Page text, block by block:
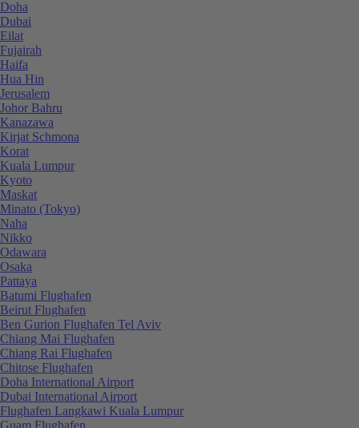
Doha
Dubai
Eilat
Fujairah
Haifa
Hua Hin
Jerusalem
Johor Bahru
Kanazawa
Kirjat Schmona
Korat
Kuala Lumpur
Kyoto
Maskat
Minato (Tokyo)
Naha
Nikko
Odawara
Osaka
Pattaya
Batumi Flughafen
Beirut Flughafen
Ben Gurion Flughafen Tel Aviv
Chiang Mai Flughafen
Chiang Rai Flughafen
Chitose Flughafen
Doha International Airport
Dubai International Airport
Flughafen Langkawi Kuala Lumpur
Guam Flughafen